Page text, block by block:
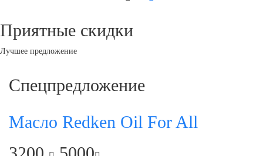
Приятные скидки
Лучшее предложение
Спецпредложение
Масло Redken Oil For All